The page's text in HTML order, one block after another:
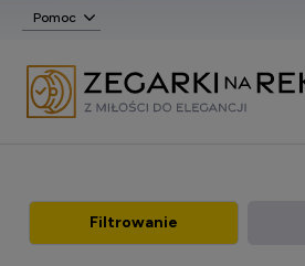
Pomoc
Filtrowanie